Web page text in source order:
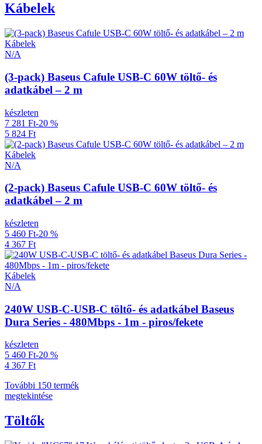
Kábelek
Kábelek
N/A
(3-pack) Baseus Cafule USB-C 60W töltő- és
adatkábel – 2 m
készleten
7 281 Ft-20 %
5 824 Ft
Kábelek
N/A
(2-pack) Baseus Cafule USB-C 60W töltő- és
adatkábel – 2 m
készleten
5 460 Ft-20 %
4 367 Ft
Kábelek
N/A
240W USB-C-USB-C töltő- és adatkábel Baseus
Dura Series - 480Mbps - 1m - piros/fekete
készleten
5 460 Ft-20 %
4 367 Ft
További 150 termék
megtekintése
Töltők